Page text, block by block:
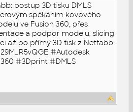
postup 3D tisku DMLS
spékáním kovového
ve Fusion 360, přes
a podpor modelu, slicing
až po přímý 3D tisk z Netfabb.
#Autodesk
#3Dprint #DMLS